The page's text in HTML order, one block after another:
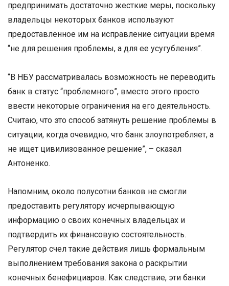
предпринимать достаточно жесткие меры, поскольку
владельцы некоторых банков используют
предоставленное им на исправление ситуации время
“не для решения проблемы, а для ее усугубления”.
“В НБУ рассматривалась возможность не переводить
банк в статус “проблемного”, вместо этого просто
ввести некоторые ограничения на его деятельность.
Считаю, что это способ затянуть решение проблемы в
ситуации, когда очевидно, что банк злоупотребляет, а
не ищет цивилизованное решение”, – сказал
Антоненко.
Напомним, около полусотни банков не смогли
предоставить регулятору исчерпывающую
информацию о своих конечных владельцах и
подтвердить их финансовую состоятельность.
Регулятор счел такие действия лишь формальным
выполнением требования закона о раскрытии
конечных бенефициаров. Как следствие, эти банки